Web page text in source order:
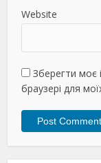
Website
Зберегти моє
браузері для